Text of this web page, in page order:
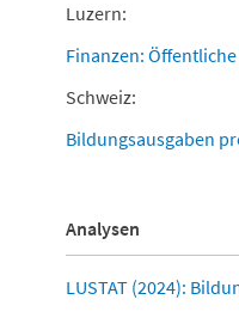
Luzern:
Finanzen:
Schweiz:
Bildungsausgaben
Analysen
LUSTAT (2024):